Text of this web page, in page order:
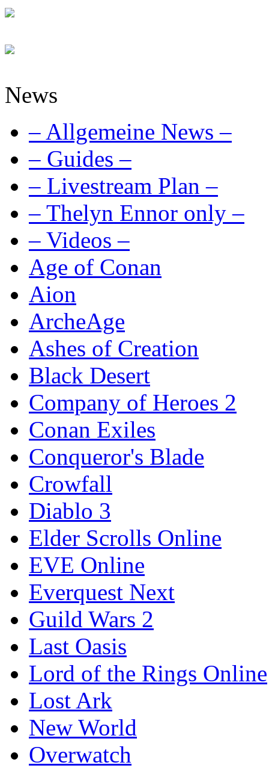
News
– Allgemeine News –
– Guides –
– Livestream Plan –
– Thelyn Ennor only –
– Videos –
Age of Conan
Aion
ArcheAge
Ashes of Creation
Black Desert
Company of Heroes 2
Conan Exiles
Conqueror's Blade
Crowfall
Diablo 3
Elder Scrolls Online
EVE Online
Everquest Next
Guild Wars 2
Last Oasis
Lord of the Rings Online
Lost Ark
New World
Overwatch